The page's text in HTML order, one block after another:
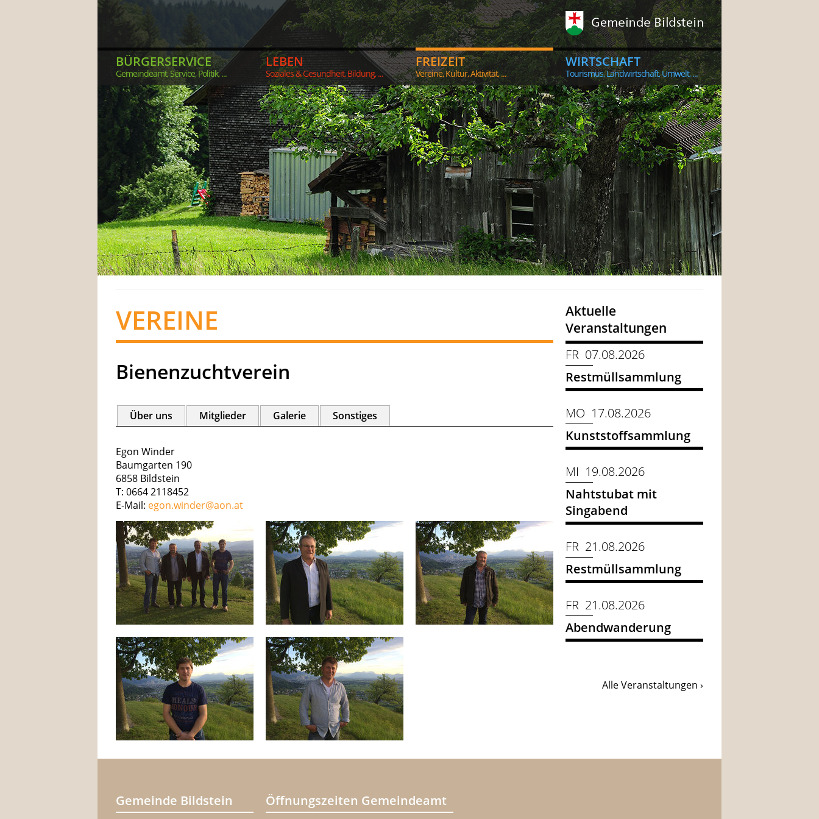
BÜRGERSERVICE
Gemeindeamt, Service, Politik, ...
LEBEN
Soziales & Gesundheit, Bildung, ...
FREIZEIT
Vereine, Kultur, Aktivität, ...
WIRTSCHAFT
Tourismus, Landwirtschaft, Umwelt, ...
VEREINE
Bienenzuchtverein
Über uns Mitglieder Galerie Sonstiges
Egon Winder
Baumgarten 190
6858 Bildstein
T: 0664 2118452
E-Mail: egon.winder@aon.at
Aktuelle
Veranstaltungen
FR 07.08.2026
Restmüllsammlung
MO 17.08.2026
Kunststoffsammlung
MI 19.08.2026
Nahtstubat mit
Singabend
FR 21.08.2026
Restmüllsammlung
FR 21.08.2026
Abendwanderung
Alle Veranstaltungen ›
Gemeinde Bildstein Öffnungszeiten Gemeindeamt